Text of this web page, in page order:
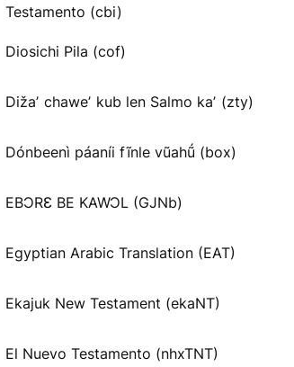
Testamento (cbi)
Diosichi Pila (cof)
Dižaʼ chaweʼ kub len Salmo kaʼ (zty)
Dónbeenì páaníi fĩnle vũahṹ (box)
EBƆRƐ BE KAWƆL (GJNb)
Egyptian Arabic Translation (EAT)
Ekajuk New Testament (ekaNT)
El Nuevo Testamento (nhxTNT)